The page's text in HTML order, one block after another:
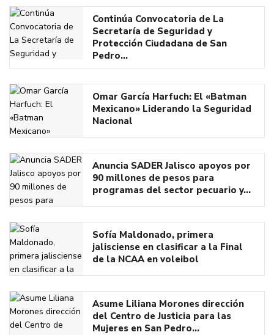
Continúa Convocatoria de La
Secretaría de Seguridad y
Protección Ciudadana de San
Pedro…
Omar García Harfuch: El «Batman
Mexicano» Liderando la Seguridad
Nacional
Anuncia SADER Jalisco apoyos por
90 millones de pesos para
programas del sector pecuario y…
Sofía Maldonado, primera
jalisciense en clasificar a la Final
de la NCAA en voleibol
Asume Liliana Morones dirección
del Centro de Justicia para las
Mujeres en San Pedro…